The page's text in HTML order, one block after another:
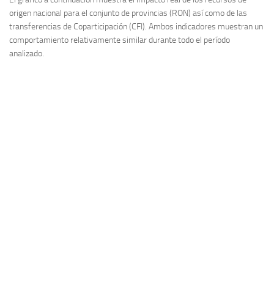
origen nacional para el conjunto de provincias (RON) así como de las
transferencias de Coparticipación (CFI). Ambos indicadores muestran un
comportamiento relativamente similar durante todo el período
analizado.